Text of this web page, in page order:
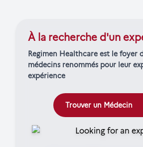
À la recherche d'un
Regimen Healthcare est le foyer
médecins renommés pour leur
expérience
Trouver un Médecin